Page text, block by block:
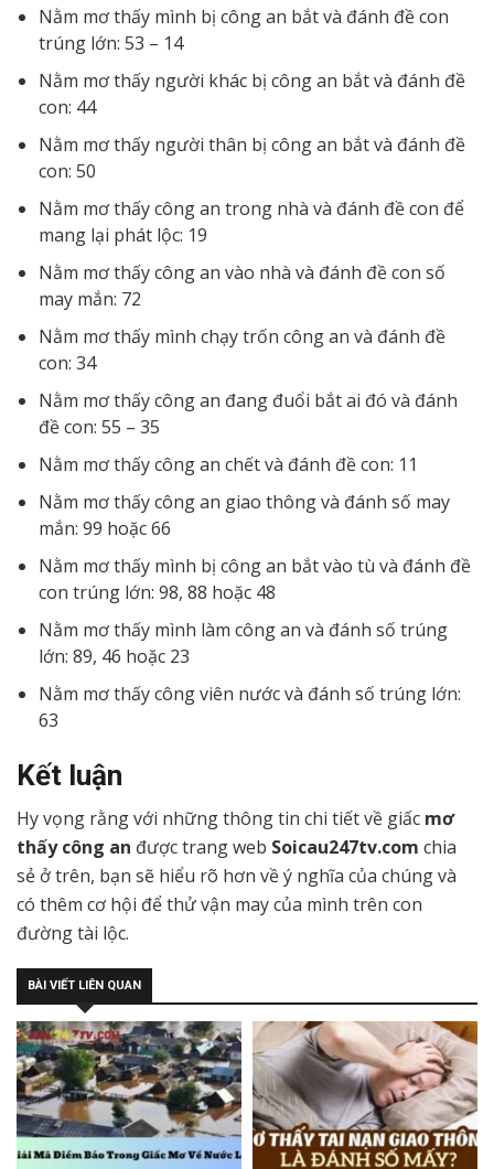
Nằm mơ thấy mình bị công an bắt và đánh đề con
trúng lớn: 53 – 14
Nằm mơ thấy người khác bị công an bắt và đánh đề
con: 44
Nằm mơ thấy người thân bị công an bắt và đánh đề
con: 50
Nằm mơ thấy công an trong nhà và đánh đề con để
mang lại phát lộc: 19
Nằm mơ thấy công an vào nhà và đánh đề con số
may mắn: 72
Nằm mơ thấy mình chạy trốn công an và đánh đề
con: 34
Nằm mơ thấy công an đang đuổi bắt ai đó và đánh
đề con: 55 – 35
Nằm mơ thấy công an chết và đánh đề con: 11
Nằm mơ thấy công an giao thông và đánh số may
mắn: 99 hoặc 66
Nằm mơ thấy mình bị công an bắt vào tù và đánh đề
con trúng lớn: 98, 88 hoặc 48
Nằm mơ thấy mình làm công an và đánh số trúng
lớn: 89, 46 hoặc 23
Nằm mơ thấy công viên nước và đánh số trúng lớn:
63
Kết luận
Hy vọng rằng với những thông tin chi tiết về giấc mơ
thấy công an được trang web Soicau247tv.com chia
sẻ ở trên, bạn sẽ hiểu rõ hơn về ý nghĩa của chúng và
có thêm cơ hội để thử vận may của mình trên con
đường tài lộc.
BÀI VIẾT LIÊN QUAN